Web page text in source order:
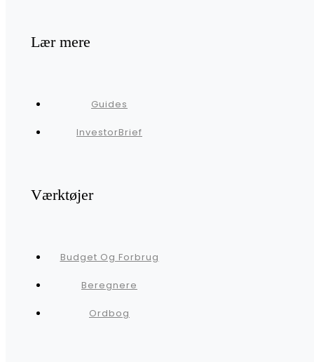
Lær mere
Guides
InvestorBrief
Værktøjer
Budget Og Forbrug
Beregnere
Ordbog